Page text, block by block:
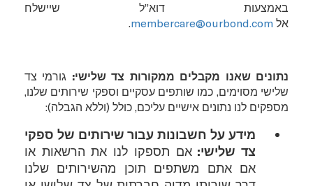
באמצעות דוא”ל שיישלח
אל membercare@ourbond.com
.
נתונים שאנו מקבלים ממקורות צד שלישי: גורמי צד
שלישי מסוימים, כמו שותפים עסקיים וספקי שירותים שלנו,
מספקים לנו נתונים אישיים עליכם, כולל (וללא הגבלה):
מידע על חשבונות עבור שירותים של ספקי
צד שלישי:אם תספקו לנו את הרשאות או
אם אתם משתפים תוכן מהשירותים שלנו